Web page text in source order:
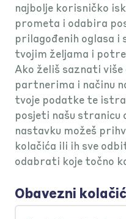
Režije
Pohrana
najbolje korisničko
prometa i odabira
prilagođenih oglasa i
tvojim željama i
Ako želiš saznati više
partnerima i načinu
tvoje podatke te
posjeti našu stranicu
nastavku možeš
kolačića ili ih sve
odabrati koje točno
Obavezni